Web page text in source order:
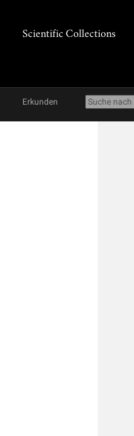
Scientific Collections
Erkunden